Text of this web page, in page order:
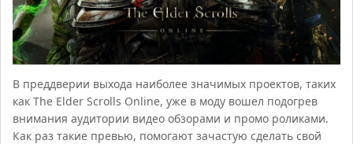
В преддверии выхода наиболее значимых проектов, таких
как The Elder Scrolls Online, уже в моду вошел подогрев
внимания аудитории видео обзорами и промо роликами.
Как раз такие превью, помогают зачастую сделать свой